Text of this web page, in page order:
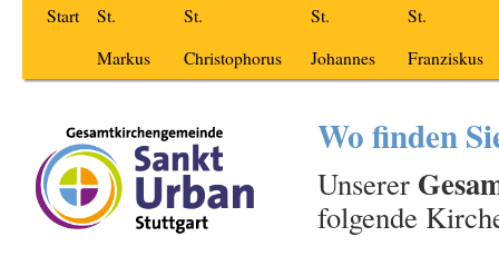
Start
St.
Markus
St.
Christophorus
St.
Johannes
St.
Franziskus
Wo finden
Unserer
folgende